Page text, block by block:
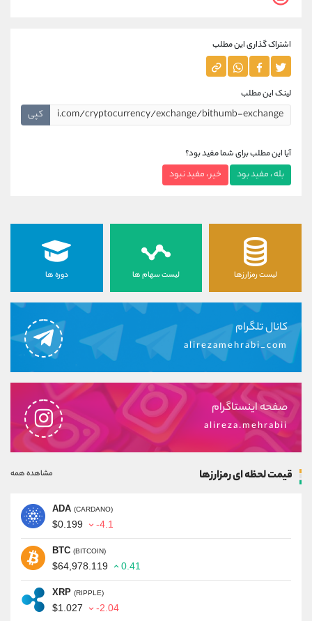
اشتراک گذاری این مطلب
لینک این مطلب
کپی
آیا این مطلب برای شما مفید بود؟
بله ، مفید بود خیر ، مفید نبود
لیست رمزارزها لیست سهام ها دوره ها
کانال تلگرام
alirezamehrabi_com
صفحه اینستاگرام
alireza.mehrabii
قیمت لحظه ای رمزارزها مشاهده همه
ADA (CARDANO)
$0.199 -4.1
BTC (BITCOIN)
$64,978.119 0.41
XRP (RIPPLE)
$1.027 -2.04